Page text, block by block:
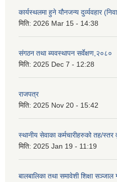
कार्यस्थलमा हुने यौनजन्य दुर्व्यवहार
मिति: 2026 Mar 15 - 14:38
संगठन तथा ब्यवस्थापन सर्वेक्षण,२०८०
मिति: 2025 Dec 7 - 12:28
राजपत्र
मिति: 2025 Nov 20 - 15:42
स्थानीय सेवाका कर्मचारीहरुको तह/स्तर
मिति: 2025 Jan 19 - 11:19
बालबालिका तथा समावेशी शिक्षा सञ्जाल